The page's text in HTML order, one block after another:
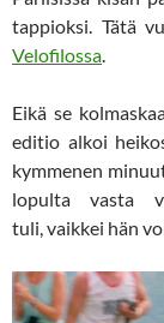
tappioksi. Tätä
Velofilossa.
Eikä se
editio alkoi
kymmenen
lopulta vasta
tuli, vaikkei hän